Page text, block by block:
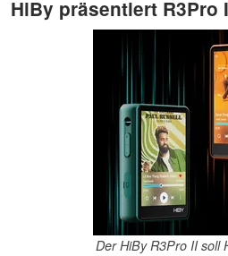
HiBy präsentiert R3Pro
Der HiBy R3Pro II soll